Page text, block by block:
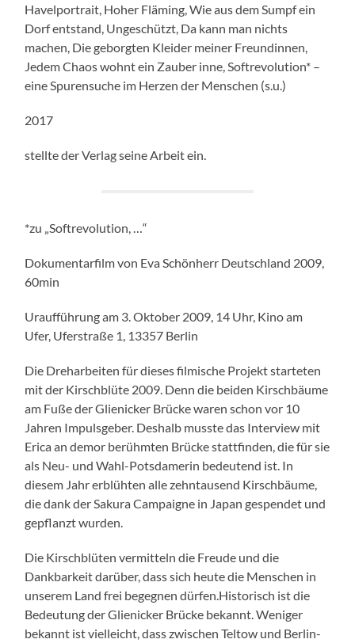
Havelportrait, Hoher Fläming, Wie aus dem Sumpf ein
Dorf entstand, Ungeschützt, Da kann man nichts
machen, Die geborgten Kleider meiner Freundinnen,
Jedem Chaos wohnt ein Zauber inne, Softrevolution* –
eine Spurensuche im Herzen der Menschen (s.u.)
2017
stellte der Verlag seine Arbeit ein.
*zu „Softrevolution, …“
Dokumentarfilm von Eva Schönherr Deutschland 2009,
60min
Uraufführung am 3. Oktober 2009, 14 Uhr, Kino am
Ufer, Uferstraße 1, 13357 Berlin
Die Dreharbeiten für dieses filmische Projekt starteten
mit der Kirschblüte 2009. Denn die beiden Kirschbäume
am Fuße der Glienicker Brücke waren schon vor 10
Jahren Impulsgeber. Deshalb musste das Interview mit
Erica an demor berühmten Brücke stattfinden, die für sie
als Neu- und Wahl-Potsdamerin bedeutend ist. In
diesem Jahr erblühten alle zehntausend Kirschbäume,
die dank der Sakura Campaigne in Japan gespendet und
gepflanzt wurden.
Die Kirschblüten vermitteln die Freude und die
Dankbarkeit darüber, dass sich heute die Menschen in
unserem Land frei begegnen dürfen.Historisch ist die
Bedeutung der Glienicker Brücke bekannt. Weniger
bekannt ist vielleicht, dass zwischen Teltow und Berlin-